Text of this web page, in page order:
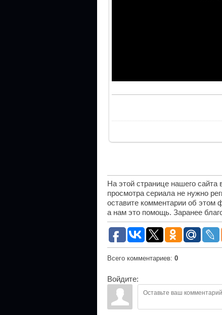
На этой странице нашего
просмотра сериала не нужно
оставите комментарии об этом
а нам это помощь. Заранее
Всего комментариев: 0
Войдите: